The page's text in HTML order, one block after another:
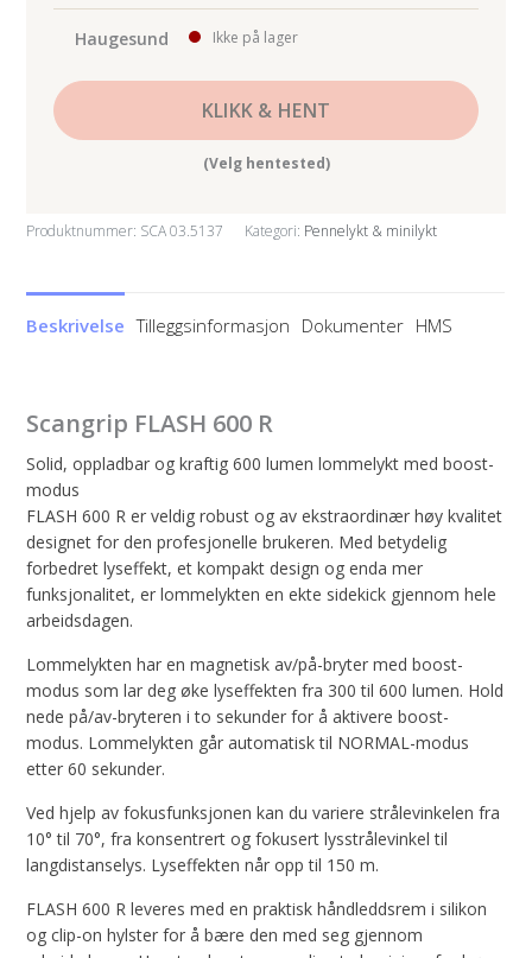
Haugesund Ikke på lager
KLIKK & HENT
(Velg hentested)
Produktnummer: SCA 03.5137 Kategori: Pennelykt & minilykt
Beskrivelse Tilleggsinformasjon Dokumenter HMS
Scangrip FLASH 600 R
Solid, oppladbar og kraftig 600 lumen lommelykt med boost-
modus
FLASH 600 R er veldig robust og av ekstraordinær høy kvalitet
designet for den profesjonelle brukeren. Med betydelig
forbedret lyseffekt, et kompakt design og enda mer
funksjonalitet, er lommelykten en ekte sidekick gjennom hele
arbeidsdagen.
Lommelykten har en magnetisk av/på-bryter med boost-
modus som lar deg øke lyseffekten fra 300 til 600 lumen. Hold
nede på/av-bryteren i to sekunder for å aktivere boost-
modus. Lommelykten går automatisk til NORMAL-modus
etter 60 sekunder.
Ved hjelp av fokusfunksjonen kan du variere strålevinkelen fra
10° til 70°, fra konsentrert og fokusert lysstrålevinkel til
langdistanselys. Lyseffekten når opp til 150 m.
FLASH 600 R leveres med en praktisk håndleddsrem i silikon
og clip-on hylster for å bære den med seg gjennom